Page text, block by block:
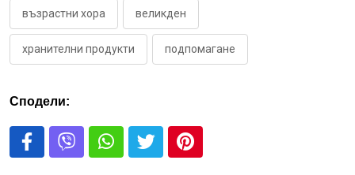
възрастни хора великден
хранителни продукти подпомагане
Сподели: